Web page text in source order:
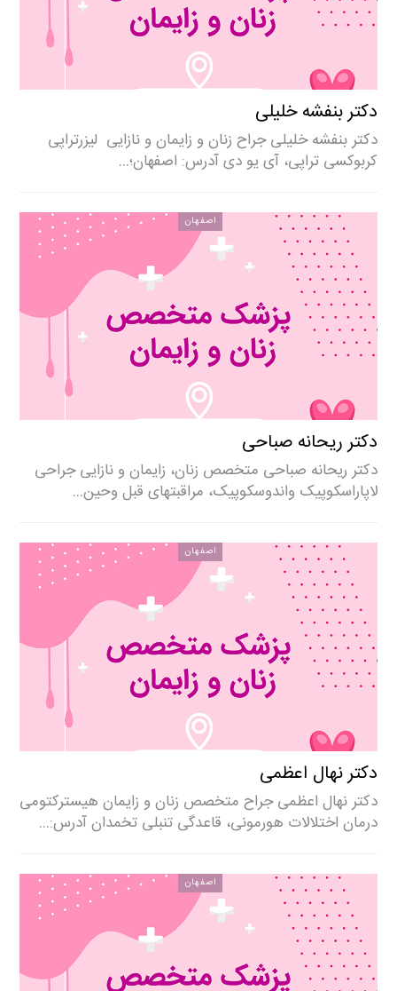
دکتر بنفشه خلیلی
دکتر بنفشه خلیلی جراح زنان و زایمان و نازایی لیزرتراپی
کربوکسی تراپی، آی یو دی آدرس: اصفهان؛…
اصفهان
دکتر ریحانه صباحی
دکتر ریحانه صباحی متخصص زنان، زایمان و نازایی جراحی
لاپاراسکوپیک واندوسکوپیک، مراقبتهای قبل وحین…
اصفهان
دکتر نهال اعظمی
دکتر نهال اعظمی جراح متخصص زنان و زایمان هیسترکتومی
درمان اختلالات هورمونی، قاعدگی تنبلی تخمدان آدرس:…
اصفهان